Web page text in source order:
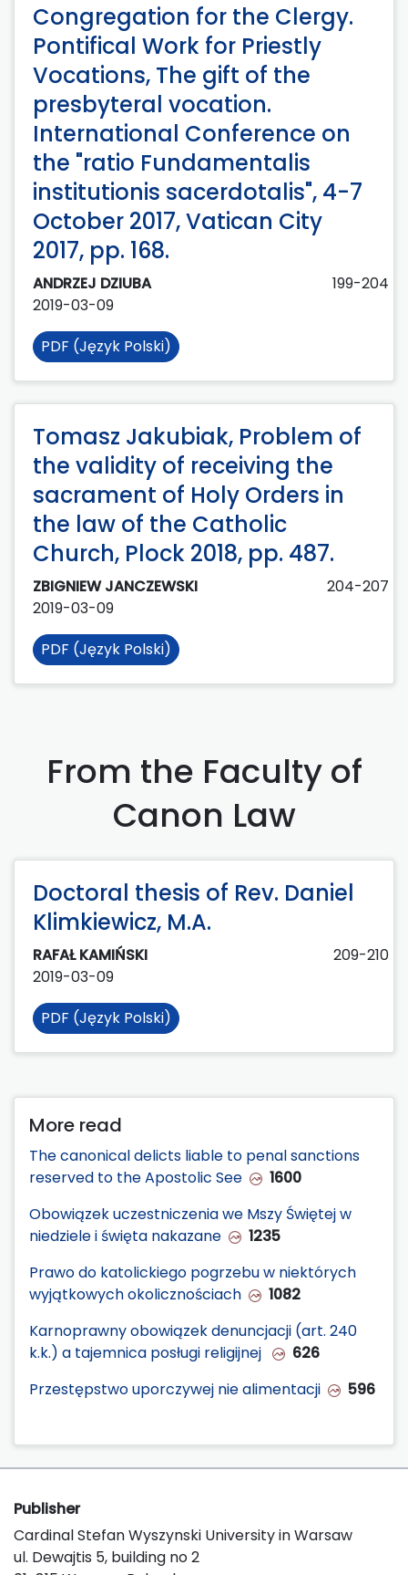
Congregation for the Clergy.
Pontifical Work for Priestly
Vocations, The gift of the
presbyteral vocation.
International Conference on
the "ratio Fundamentalis
institutionis sacerdotalis", 4-7
October 2017, Vatican City
2017, pp. 168.
ANDRZEJ DZIUBA
199-204
2019-03-09
PDF (Język Polski)
Tomasz Jakubiak, Problem of
the validity of receiving the
sacrament of Holy Orders in
the law of the Catholic
Church, Plock 2018, pp. 487.
ZBIGNIEW JANCZEWSKI
204-207
2019-03-09
PDF (Język Polski)
From the Faculty of
Canon Law
Doctoral thesis of Rev. Daniel
Klimkiewicz, M.A.
RAFAŁ KAMIŃSKI
209-210
2019-03-09
PDF (Język Polski)
More read
The canonical delicts liable to penal sanctions
reserved to the Apostolic See
1600
Obowiązek uczestniczenia we Mszy Świętej w
niedziele i święta nakazane
1235
Prawo do katolickiego pogrzebu w niektórych
wyjątkowych okolicznościach
1082
Karnoprawny obowiązek denuncjacji (art. 240
k.k.) a tajemnica posługi religijnej
626
Przestępstwo uporczywej nie alimentacji
596
Publisher
Cardinal Stefan Wyszynski University in Warsaw
ul. Dewajtis 5, building no 2